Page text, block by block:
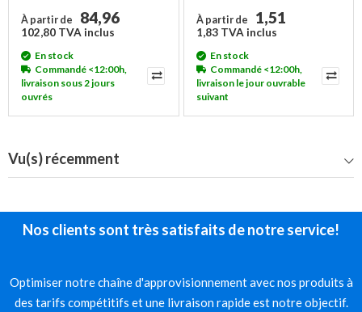
À partir de 84,96
102,80 TVA inclus
En stock
Commandé <12:00h,
livraison sous 2 jours
ouvrés
À partir de 1,51
1,83 TVA inclus
En stock
Commandé <12:00h,
livraison le jour ouvrable
suivant
Vu(s) récemment
Nos clients sont très satisfaits de notre service!
Optimiser notre chaîne d'approvisionnement avec nos produits à
des tarifs compétitifs et une livraison rapide est notre objectif.